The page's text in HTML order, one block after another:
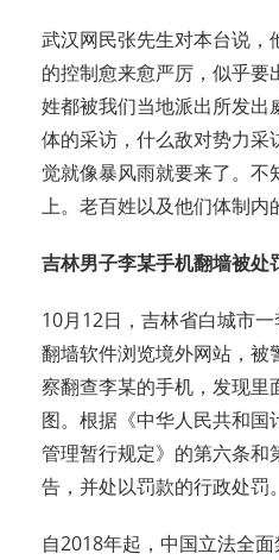
武汉网民张先生对本台说，
的控制愈来愈严厉，似乎要
姓都被我们当地派出所发出
体的采访，什么敌对势力采
觉就像暴风雨就要来了。不
上。老百姓以及他们体制内
吉林男子李某手机翻墙被处
10月12日，吉林省白城市
翻墙软件浏览境外网站，被
察翻查李某的手机，发现里
图。根据《中华人民共和国
管理暂行规定》的第六条和
告，并处以罚款的行政处罚。
自2018年起，中国立法全